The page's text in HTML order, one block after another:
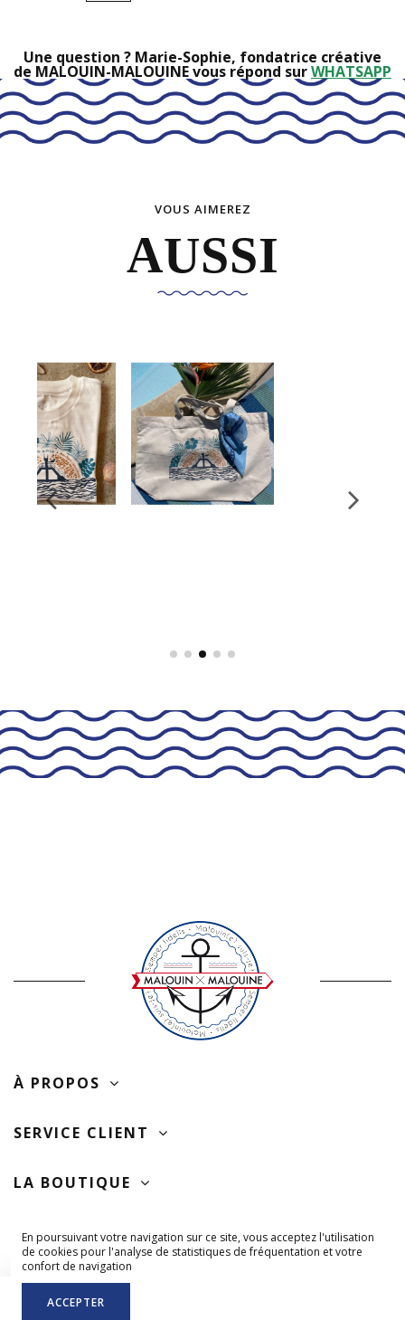
Une question ? Marie-Sophie, fondatrice créative
de MALOUIN-MALOUINE vous répond surWHATSAPP
VOUS AIMEREZ
AUSSI
À PROPOS
SERVICE CLIENT
LA BOUTIQUE
SUIVEZ-NOUS
En poursuivant votre navigation sur ce site, vous acceptez l'utilisation
de cookies pour l'analyse de statistiques de fréquentation et votre
confort de navigation
ACCEPTER